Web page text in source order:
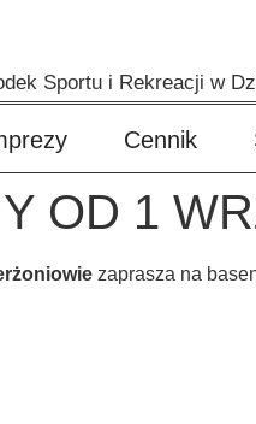
Sportu i Rekreacji w
Cennik
OD 1
zaprasza na